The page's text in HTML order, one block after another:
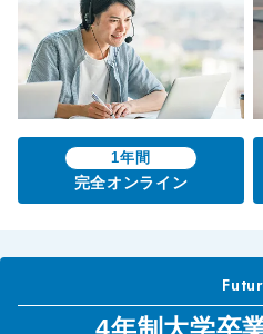
1年間
完全オンライン